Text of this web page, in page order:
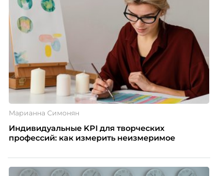
Марианна Симонян
Индивидуальные KPI для творческих
профессий: как измерить неизмеримое